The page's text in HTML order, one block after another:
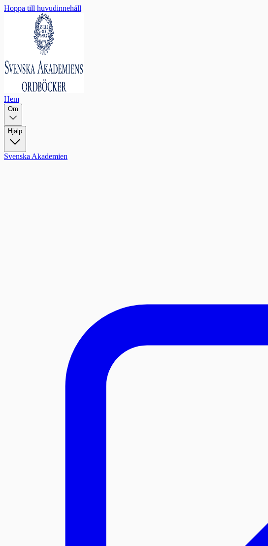
Hoppa till huvudinnehåll
Hem
Om
Hjälp
Svenska Akademien